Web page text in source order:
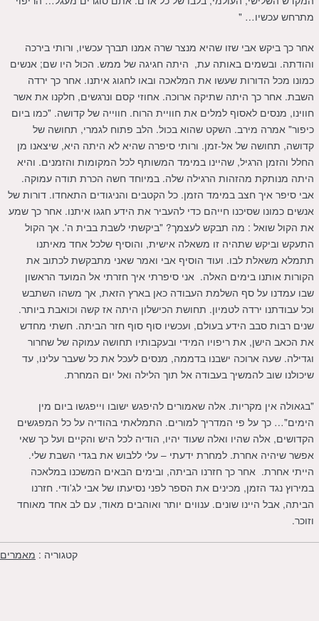
מתרחש עכשיו… "
אחר כך ביקש אבי שזו שהיא מנצר שרה אמנו תברך עכשיו, ורותי בירכה
והודתה. ובשמים באותה עת, היתה חגיגה של ממש. הכול היו שם; אנשים
כמונו מכל הדורות שעשו את המלאכה ובאו לחגוג איתנו. אחר כך ירדה
השבת. אחר כך היתה שתיקה ארוכה. אחוזי קסם ונרגשים, חלקנו את אשר
חווינו, מנסים לאסוף למלים את חוויית הרוח. חווייה של קדושה. "כמו ביום
כיפור" אמרה מירב. השקט שהוא בכול. הלב פתוח לגמרי, תחושה של
קדושה, תחושה של אל-זמן. ורותי סיפרה שהיא לא היתה היא, שיצאנו מן
החלל והזמן הרגיל, שהיינו במימד המשותף לכל המקומות והזמנים. והיא
היתה מנותקת מהזהות הרגילה שלה. במיוחד חשה הכרת תודה עמוקה.
אבי סיפר איך חצב במימד הזמן. כל הקטבים והניגודים התאחדו. דורות של
אנשים כמונו שסיכנו חייהם כדי להעביר את הידע חגגו איתנו. אחר כך שמע
את הקול שואל : מה תבקש לעצמך? "ביקשתי לשבת בבית ה'. אך הקול
התעקש וביקש שתהיה זו משאלה אישית, והוסיף שלכל אחד מאיתנו
תתמלא משאלת לבו. ועוד הוסיף אבי ואמר שאני מתבקשת לכתוב את
הקורות אותנו בימים האלה. אני סיפרתי איך חזרתי אל המועד הראשון
שבו עמדנו על סף השלמת העבודה כאן בארץ הזאת, אך משהו השתבש
וכל עבודתנו ירדה לטמיון. תחושת הכישלון היתה אז קשה וכואבת ביותר.
שנים רבות סבב הידע בעולם, ועכשיו סוף סוף חזר הביתה. חשתי מחדש
את הכאב הישן, את ריפויו המידי ובעקבותיו תחושה עמוקה של שחרור
וגדילה. שעה ארוכה ישבנו בדממה, מנסים לעכל את כל שעבר עלינו, עד
שיכולנו שוב להמשיך בעבודה אל תוך הלילה ואל יום המחרת.
"בגאולה אין מקריות. אלה שאמורים להיפגש ישובו וייפגשו ביום מין
הימים"… כך על פי המדריך למורים. התמלאתי בהודיה על כל המפגשים
הקדושים, אלה שהיו ואלה שעוד יהיו, הודיה לכל היש והקיים ועל כך שאי
אפשר שיהיה אחרת. למחרת ידעתי – עלי ללבוש את בגדי השבת שלי.
הייתי אחרת. אחר כך חזרנו הביתה, ובימים הבאים המשכנו במלאכה
במירוץ נגד הזמן, מכינים את הספר לפני נסיעתו של אבי לג'ודי. חזרנו
הביתה, אבל היינו שונים. ענווים יותר ואוהבים מאוד, עם לב אחד מאוחד
וזוכר.
קטגוריה : מאמרים